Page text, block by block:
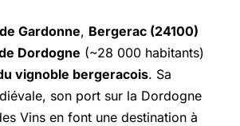
Gardonne, Bergerac (24100)
Dordogne (~28 000 habitants)
vignoble bergeracois. Sa
son port sur la Dordogne
Vins en font une destination à